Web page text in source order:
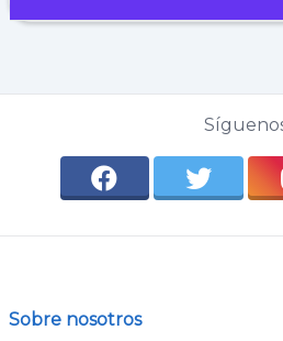
Sobre nosotros